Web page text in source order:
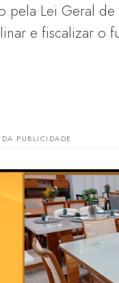
Lei Geral
e fiscalizar o